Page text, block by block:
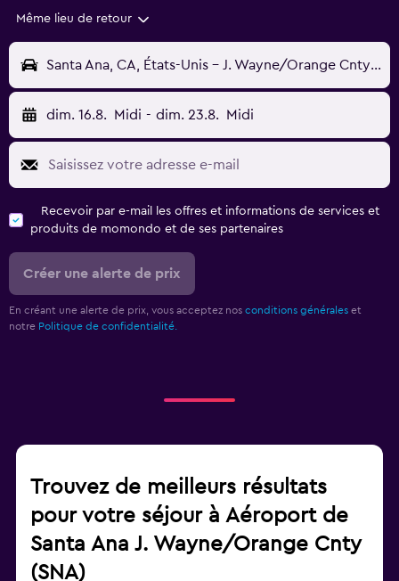
Même lieu de retour
Santa Ana, CA, États-Unis - J. Wayne/Orange Cnty (SNA)
dim. 16.8. Midi - dim. 23.8. Midi
Recevoir par e-mail les offres et informations de services et
produits de momondo et de ses partenaires
Créer une alerte de prix
En créant une alerte de prix, vous acceptez nos conditions générales et
notre Politique de confidentialité.
Trouvez de meilleurs résultats
pour votre séjour à Aéroport de
Santa Ana J. Wayne/Orange Cnty
(SNA)